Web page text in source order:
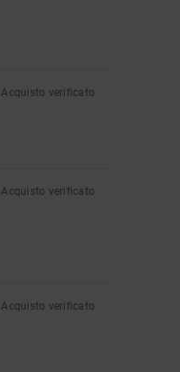
Acquisto verificato
Acquisto verificato
Acquisto verificato